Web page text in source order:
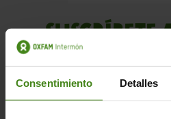
Consentimiento Detalles
SUSCRÍBETE
productos de